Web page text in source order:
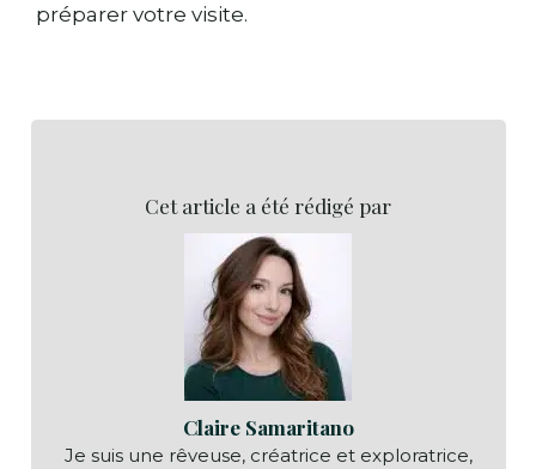
préparer votre visite.
Cet article a été rédigé par
Claire Samaritano
Je suis une rêveuse, créatrice et exploratrice,